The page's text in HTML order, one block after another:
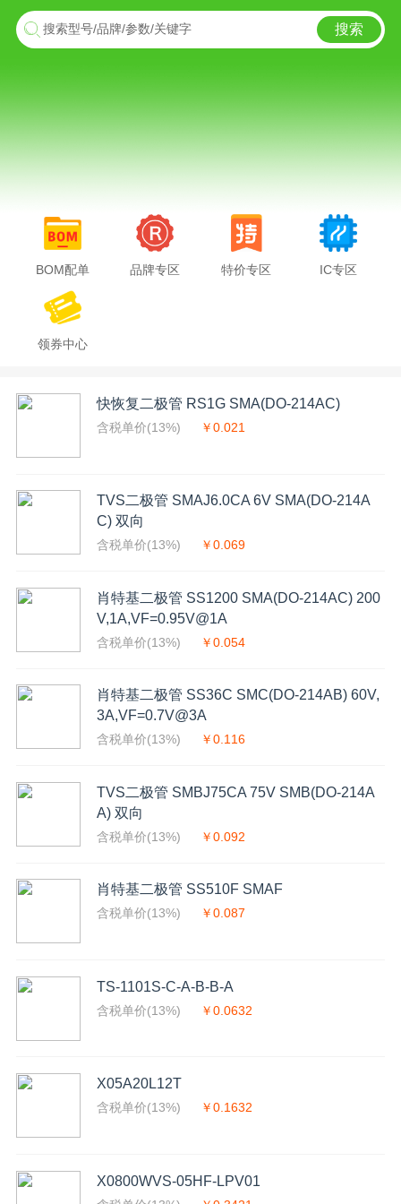
搜索型号/品牌/参数/关键字 搜索
BOM配单 品牌专区 特价专区 IC专区
领券中心
快恢复二极管 RS1G SMA(DO-214AC)
含税单价(13%) ￥0.021
TVS二极管 SMAJ6.0CA 6V SMA(DO-214A
C) 双向
含税单价(13%) ￥0.069
肖特基二极管 SS1200 SMA(DO-214AC) 200
V,1A,VF=0.95V@1A
含税单价(13%) ￥0.054
肖特基二极管 SS36C SMC(DO-214AB) 60V,
3A,VF=0.7V@3A
含税单价(13%) ￥0.116
TVS二极管 SMBJ75CA 75V SMB(DO-214A
A) 双向
含税单价(13%) ￥0.092
肖特基二极管 SS510F SMAF
含税单价(13%) ￥0.087
TS-1101S-C-A-B-B-A
含税单价(13%) ￥0.0632
X05A20L12T
含税单价(13%) ￥0.1632
X0800WVS-05HF-LPV01